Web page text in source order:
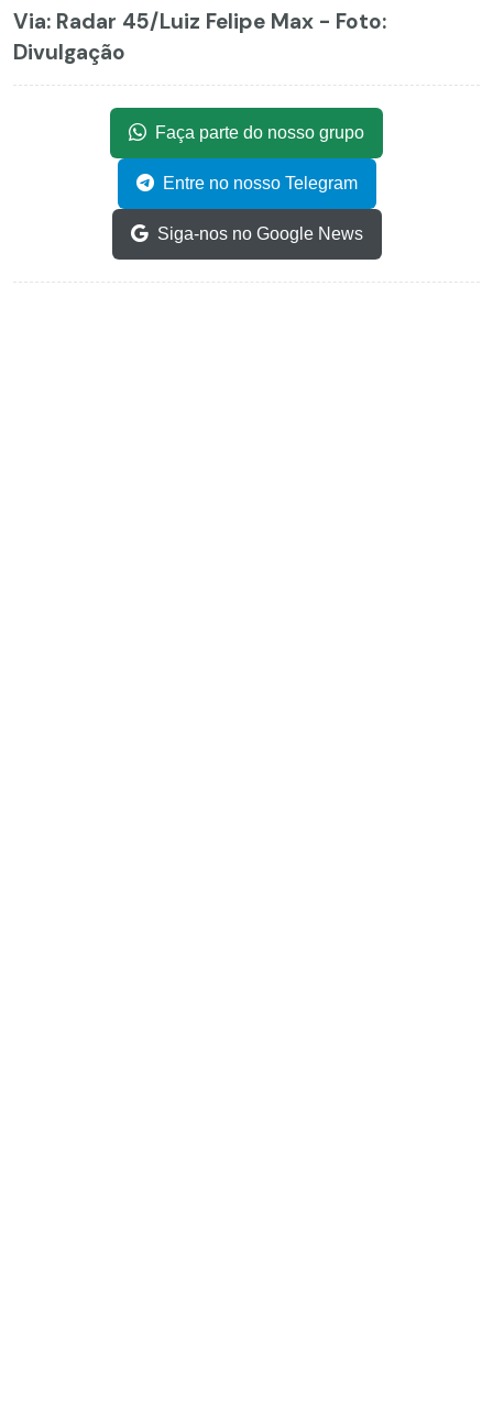
Via: Radar 45/Luiz Felipe Max - Foto:
Divulgação
Faça parte do nosso grupo
Entre no nosso Telegram
Siga-nos no Google News